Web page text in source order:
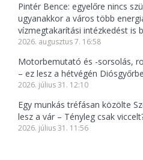
Pintér Bence: egyelőre nincs
ugyanakkor a város több
vízmegtakarítási intézkedést is
2026. augusztus 7. 16:58
Motorbemutató és -sorsolás,
– ez lesz a hétvégén
2026. július 31. 12:10
Egy munkás tréfásan közölte
lesz a vár – Tényleg csak
2026. július 31. 11:56